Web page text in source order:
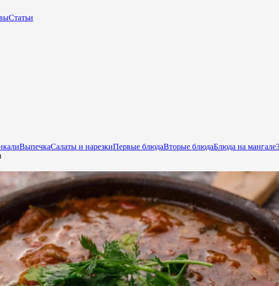
Статьи
ВыпечкаСалаты и нарезкиПервые блюдаВторые блюдаБлюда на мангале